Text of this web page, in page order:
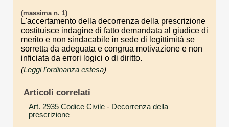
(massima n. 1)
L'accertamento della decorrenza della prescrizione
costituisce indagine di fatto demandata al giudice di
merito e non sindacabile in sede di legittimità se
sorretta da adeguata e congrua motivazione e non
inficiata da errori logici o di diritto.
(Leggi l'ordinanza estesa)
Articoli correlati
Art. 2935 Codice Civile - Decorrenza della
prescrizione